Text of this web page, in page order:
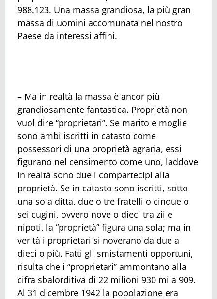
988.123. Una massa grandiosa, la più gran
massa di uomini accomunata nel nostro
Paese da interessi affini.
– Ma in realtà la massa è ancor più
grandiosamente fantastica. Proprietà non
vuol dire “proprietari”. Se marito e moglie
sono ambi iscritti in catasto come
possessori di una proprietà agraria, essi
figurano nel censimento come uno, laddove
in realtà sono due i compartecipi alla
proprietà. Se in catasto sono iscritti, sotto
una sola ditta, due o tre fratelli o cinque o
sei cugini, ovvero nove o dieci tra zii e
nipoti, la “proprietà” figura una sola; ma in
verità i proprietari si noverano da due a
dieci o più. Fatti gli smistamenti opportuni,
risulta che i “proprietari” ammontano alla
cifra sbalorditiva di 22 milioni 930 mila 909.
Al 31 dicembre 1942 la popolazione era